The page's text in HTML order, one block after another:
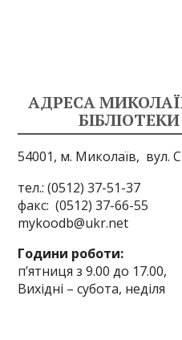
АДРЕСА
54001, м. Миколаїв, вул.
тел.: (0512) 37-51-37
факс: (0512) 37-
mykoodb@ukr.net
Години
п’ятниця з 9.00 до 17.00,
Вихідні – субота, неділя